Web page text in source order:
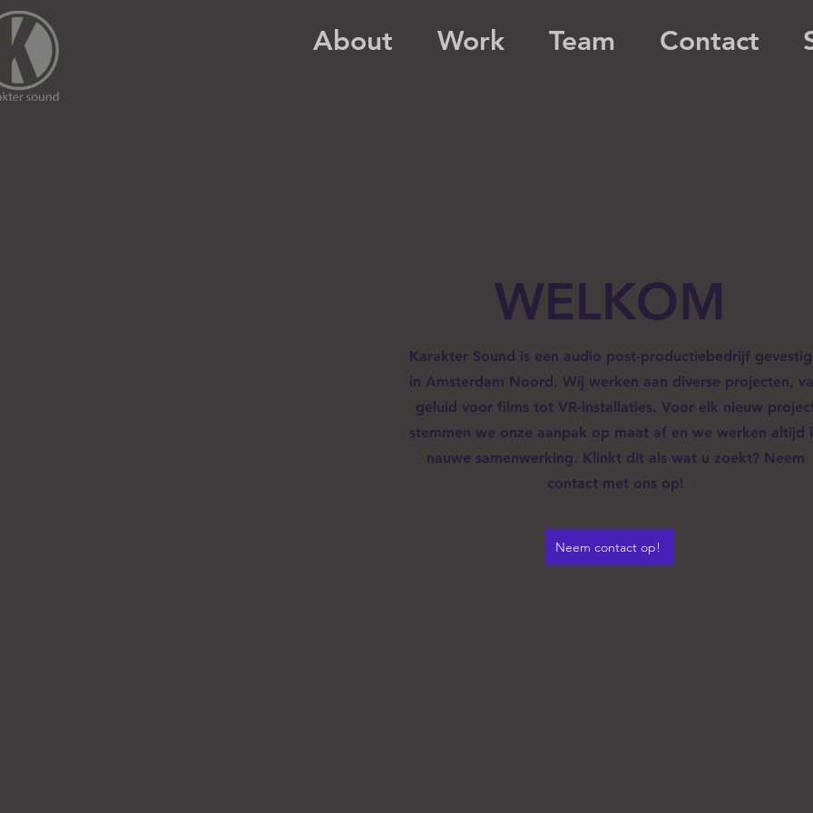
About Work Team Contact
WELKOM
Karakter Sound is een audio post-productiebedrijf
in Amsterdam Noord. Wij werken aan diverse projecten,
geluid voor films tot VR-installaties. Voor elk nieuw
stemmen we onze aanpak op maat af en we werken altijd
nauwe samenwerking. Klinkt dit als wat u zoekt? Neem
contact met ons op!
Neem contact op!